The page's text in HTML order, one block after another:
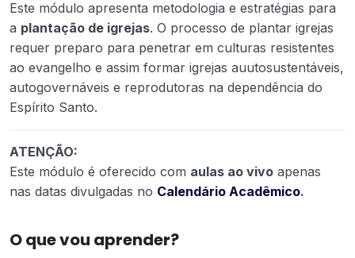
Este módulo apresenta metodologia e estratégias para
a plantação de igrejas. O processo de plantar igrejas
requer preparo para penetrar em culturas resistentes
ao evangelho e assim formar igrejas auutosustentáveis,
autogovernáveis e reprodutoras na dependência do
Espírito Santo.
ATENÇÃO:
Este módulo é oferecido com aulas ao vivo apenas
nas datas divulgadas no Calendário Acadêmico.
O que vou aprender?